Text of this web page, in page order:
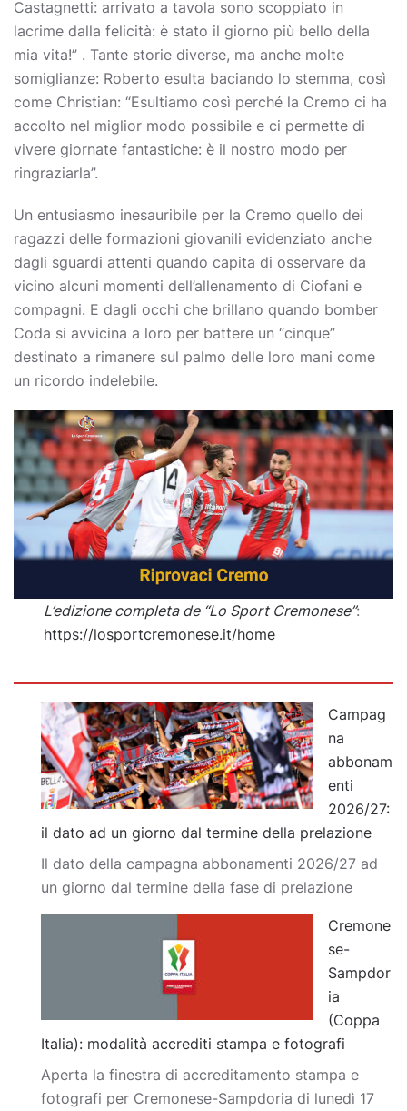
Castagnetti: arrivato a tavola sono scoppiato in
lacrime dalla felicità: è stato il giorno più bello della
mia vita!” . Tante storie diverse, ma anche molte
somiglianze: Roberto esulta baciando lo stemma, così
come Christian: “Esultiamo così perché la Cremo ci ha
accolto nel miglior modo possibile e ci permette di
vivere giornate fantastiche: è il nostro modo per
ringraziarla”.
Un entusiasmo inesauribile per la Cremo quello dei
ragazzi delle formazioni giovanili evidenziato anche
dagli sguardi attenti quando capita di osservare da
vicino alcuni momenti dell’allenamento di Ciofani e
compagni. E dagli occhi che brillano quando bomber
Coda si avvicina a loro per battere un “cinque”
destinato a rimanere sul palmo delle loro mani come
un ricordo indelebile.
L’edizione completa de “Lo Sport Cremonese”:
https://losportcremonese.it/home
Campag
na
abbonam
enti
2026/27:
il dato ad un giorno dal termine della prelazione
Il dato della campagna abbonamenti 2026/27 ad
un giorno dal termine della fase di prelazione
Cremone
se-
Sampdor
ia
(Coppa
Italia): modalità accrediti stampa e fotografi
Aperta la finestra di accreditamento stampa e
fotografi per Cremonese-Sampdoria di lunedì 17